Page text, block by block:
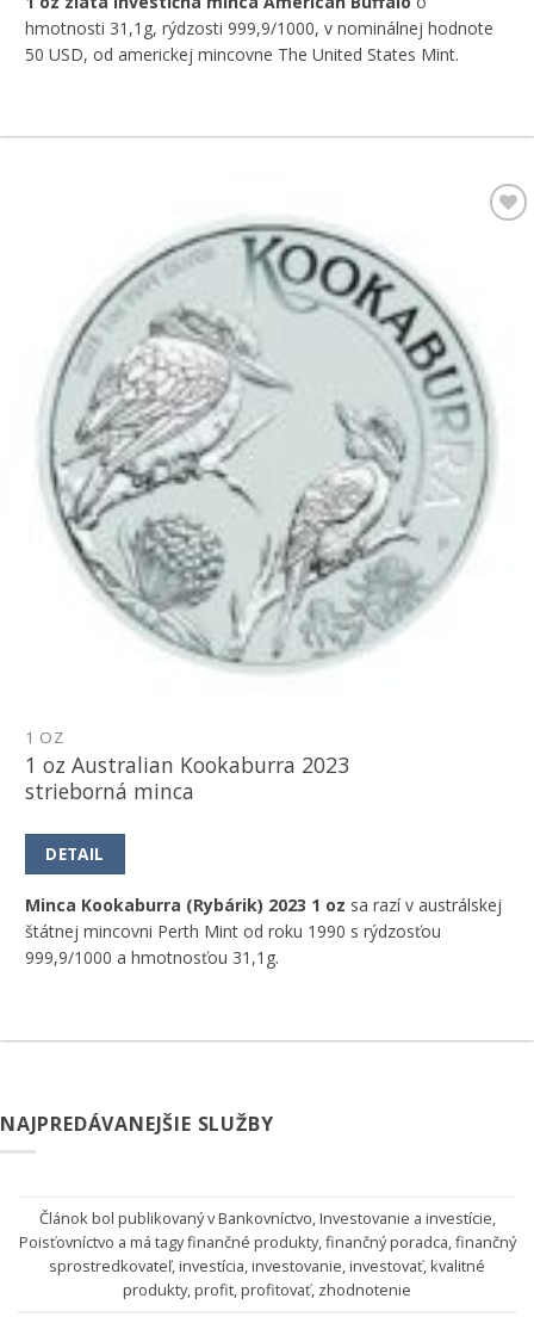
hmotnosti 31,1g, rýdzosti 999,9/1000, v nominálnej hodnote
50 USD, od americkej mincovne The United States Mint.
1 OZ
1 oz Australian Kookaburra 2023
strieborná minca
DETAIL
Minca Kookaburra (Rybárik) 2023 1 oz sa razí v austrálskej
štátnej mincovni Perth Mint od roku 1990 s rýdzosťou
999,9/1000 a hmotnosťou 31,1g.
NAJPREDÁVANEJŠIE SLUŽBY
Článok bol publikovaný vBankovníctvo,Investovanie a investície,
Poisťovníctvo a má tagyfinančné produkty,finančný poradca,finančný
sprostredkovateľ,investícia,investovanie,investovať,kvalitné
produkty,profit,profitovať, zhodnotenie